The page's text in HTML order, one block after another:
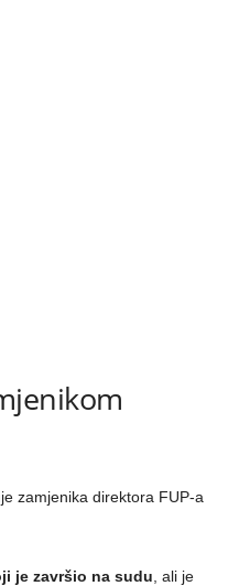
zamjenika direktora FUP-a
je završio na sudu , ali je